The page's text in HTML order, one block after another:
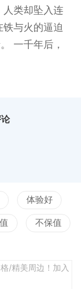
人类却坠入连
与火的逼迫
一千年后，
龙。
体验好
不保值
/精美周边！加入